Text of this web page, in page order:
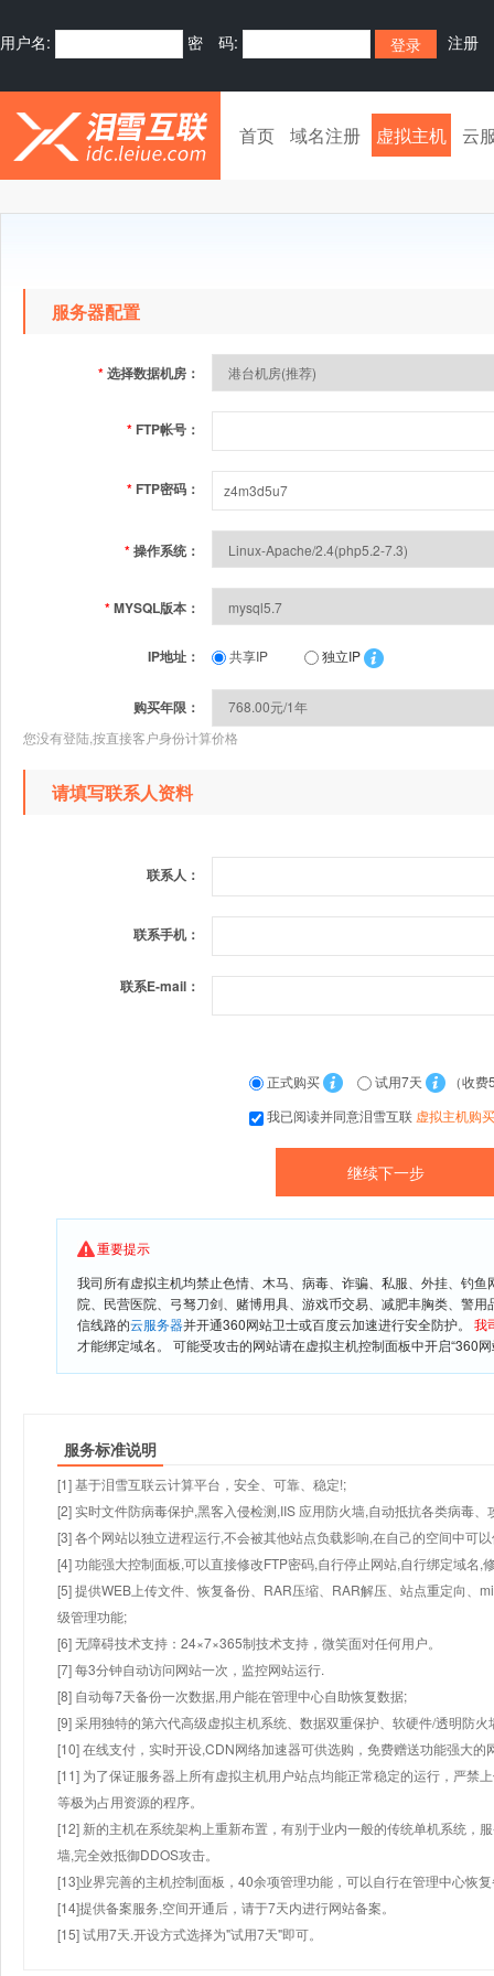
用户名: 密 码: 注册
首页 域名注册 虚拟主机 云
服务器配置
*选择数据机房：
* FTP帐号：
* FTP密码：
*操作系统：
*MYSQL版本：
IP地址： 共享IP 独立IP
购买年限：
您没有登陆,按直接客户身份计算价格
请填写联系人资料
联系人：
联系手机：
联系E-mail：
正式购买 试用7天
（收费
我已阅读并同意泪雪互联 虚拟主机购
重要提示
我司所有虚拟主机均禁止色情、木马、病毒、诈骗、私服、外挂、钓
院、民营医院、弓驽刀剑、赌博用具、游戏币交易、减肥丰胸类、警
信线路的云服务器并开通360网站卫士或百度云加速进行安全防护。 我
才能绑定域名。 可能受攻击的网站请在虚拟主机控制面板中开启“360
服务标准说明
[1] 基于泪雪互联云计算平台，安全、可靠、稳定!;
[2] 实时文件防病毒保护,黑客入侵检测,IIS 应用防火墙,自动抵抗各类病毒、
[3] 各个网站以独立进程运行,不会被其他站点负载影响,在自己的空间中可
[4] 功能强大控制面板,可以直接修改FTP密码,自行停止网站,自行绑定域名,
[5] 提供WEB上传文件、恢复备份、RAR压缩、RAR解压、站点重定向、
级管理功能;
[6] 无障碍技术支持：24×7×365制技术支持，微笑面对任何用户。
[7] 每3分钟自动访问网站一次，监控网站运行.
[8] 自动每7天备份一次数据,用户能在管理中心自助恢复数据;
[9] 采用独特的第六代高级虚拟主机系统、数据双重保护、软硬件/透明防火
[10] 在线支付，实时开设,CDN网络加速器可供选购，免费赠送功能强大
[11] 为了保证服务器上所有虚拟主机用户站点均能正常稳定的运行，严禁
等极为占用资源的程序。
[12] 新的主机在系统架构上重新布置，有别于业内一般的传统单机系统，
墙,完全效抵御DDOS攻击。
[13]业界完善的主机控制面板，40余项管理功能，可以自行在管理中心恢
[14]提供备案服务,空间开通后，请于7天内进行网站备案。
[15] 试用7天.开设方式选择为"试用7天"即可。